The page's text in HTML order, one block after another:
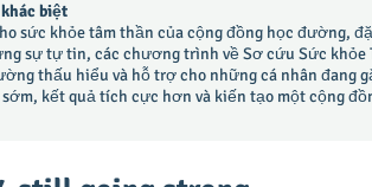
biệt
sức khỏe tâm thần của cộng đồng học đường,
sự tự tin, các chương trình về Sơ cứu Sức khỏe
thấu hiểu và hỗ trợ cho những cá nhân đang
kết quả tích cực hơn và kiến tạo một cộng